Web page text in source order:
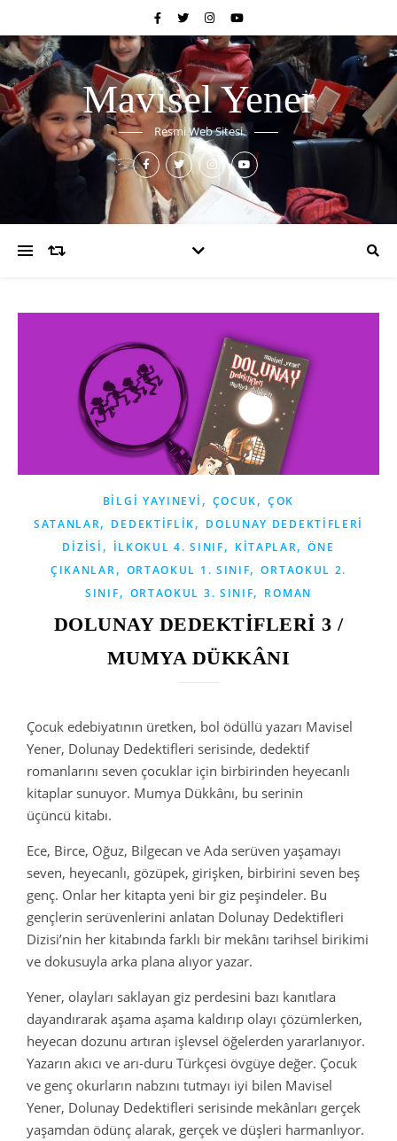
Mavisel Yener
Resmi Web Sitesi
BILGI YAYINEVI , ÇOCUK,ÇOK
SATANLAR, DEDEKTIFLIK, DOLUNAY DEDEKTIFLERI
DIZISI , İLKOKUL 4. SINIF, KITAPLAR,ÖNE
ÇIKANLAR, ORTAOKUL 1. SINIF,ORTAOKUL 2.
SINIF, ORTAOKUL 3. SINIF, ROMAN
DOLUNAY DEDEKTİFLERİ 3 /
MUMYA DÜKKÂNI
Çocuk edebiyatının üretken, bol ödüllü yazarı Mavisel
Yener, Dolunay Dedektifleri serisinde, dedektif
romanlarını seven çocuklar için birbirinden heyecanlı
kitaplar sunuyor. Mumya Dükkânı, bu serinin
üçüncü kitabı.
Ece, Birce, Oğuz, Bilgecan ve Ada serüven yaşamayı
seven, heyecanlı, gözüpek, girişken, birbirini seven beş
genç. Onlar her kitapta yeni bir giz peşindeler. Bu
gençlerin serüvenlerini anlatan Dolunay Dedektifleri
Dizisi’nin her kitabında farklı bir mekânı tarihsel birikimi
ve dokusuyla arka plana alıyor yazar.
Yener, olayları saklayan giz perdesini bazı kanıtlara
dayandırarak aşama aşama kaldırıp olayı çözümlerken,
heyecan dozunu artıran işlevsel öğelerden yararlanıyor.
Yazarın akıcı ve arı-duru Türkçesi övgüye değer. Çocuk
ve genç okurların nabzını tutmayı iyi bilen Mavisel
Yener, Dolunay Dedektifleri serisinde mekânları gerçek
yaşamdan ödünç alarak, gerçek ve düşleri harmanlıyor.